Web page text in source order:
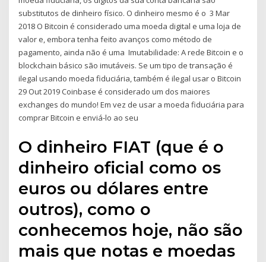
substitutos de dinheiro físico. O dinheiro mesmo é o 3 Mar
2018 O Bitcoin é considerado uma moeda digital e uma loja de
valor e, embora tenha feito avanços como método de
pagamento, ainda não é uma Imutabilidade: A rede Bitcoin e o
blockchain básico são imutáveis. Se um tipo de transação é
ilegal usando moeda fiduciária, também é ilegal usar o Bitcoin
29 Out 2019 Coinbase é considerado um dos maiores
exchanges do mundo! Em vez de usar a moeda fiduciária para
comprar Bitcoin e enviá-lo ao seu
O dinheiro FIAT (que é o
dinheiro oficial como os
euros ou dólares entre
outros), como o
conhecemos hoje, não são
mais que notas e moedas